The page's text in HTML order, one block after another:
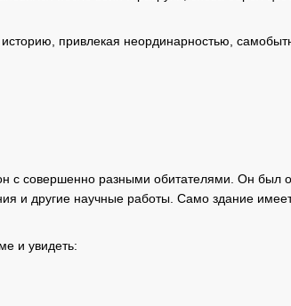
привлекая неординарностью,
совершенно разными обитателями. Он был
и другие научные работы. Само здание
и увидеть: